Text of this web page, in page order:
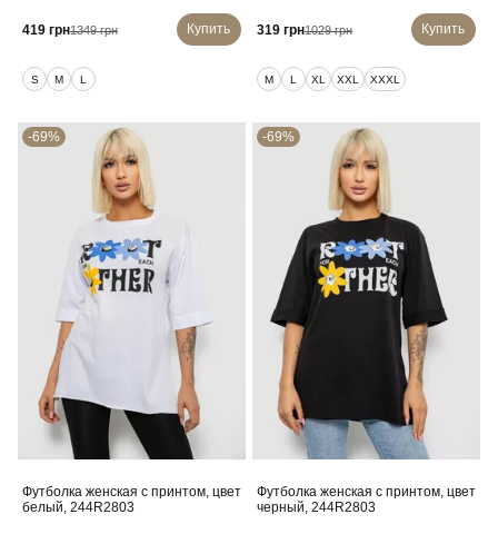
419 грн1349 грн Купить
S M L
319 грн1029 грн Купить
M L XL XXL XXXL
-69%
Футболка женская с принтом, цвет
белый, 244R2803
-69%
Футболка женская с принтом, цвет
черный, 244R2803